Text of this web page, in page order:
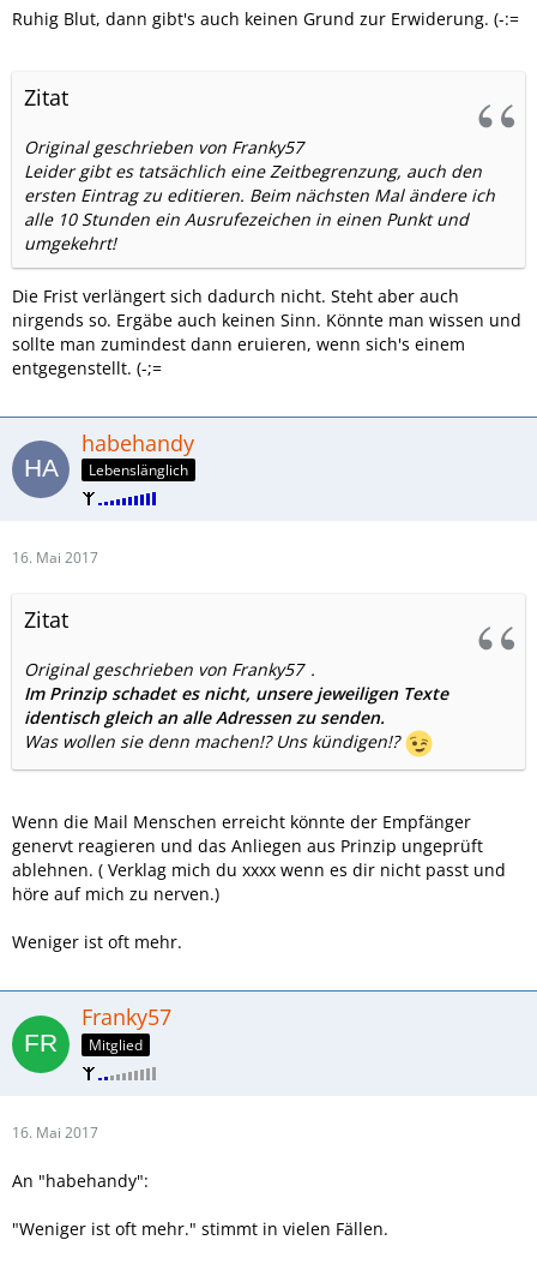
Ruhig Blut, dann gibt's auch keinen Grund zur Erwiderung. (-:=
Zitat
Original geschrieben von Franky57
Leider gibt es tatsächlich eine Zeitbegrenzung, auch den
ersten Eintrag zu editieren. Beim nächsten Mal ändere ich
alle 10 Stunden ein Ausrufezeichen in einen Punkt und
umgekehrt!
Die Frist verlängert sich dadurch nicht. Steht aber auch
nirgends so. Ergäbe auch keinen Sinn. Könnte man wissen und
sollte man zumindest dann eruieren, wenn sich's einem
entgegenstellt. (-;=
habehandy
Lebenslänglich
16. Mai 2017
Zitat
Original geschrieben von Franky57 .
Im Prinzip schadet es nicht, unsere jeweiligen Texte
identisch gleich an alle Adressen zu senden.
Was wollen sie denn machen!? Uns kündigen!?
Wenn die Mail Menschen erreicht könnte der Empfänger
genervt reagieren und das Anliegen aus Prinzip ungeprüft
ablehnen. ( Verklag mich du xxxx wenn es dir nicht passt und
höre auf mich zu nerven.)
Weniger ist oft mehr.
Franky57
Mitglied
16. Mai 2017
An "habehandy":
"Weniger ist oft mehr." stimmt in vielen Fällen.